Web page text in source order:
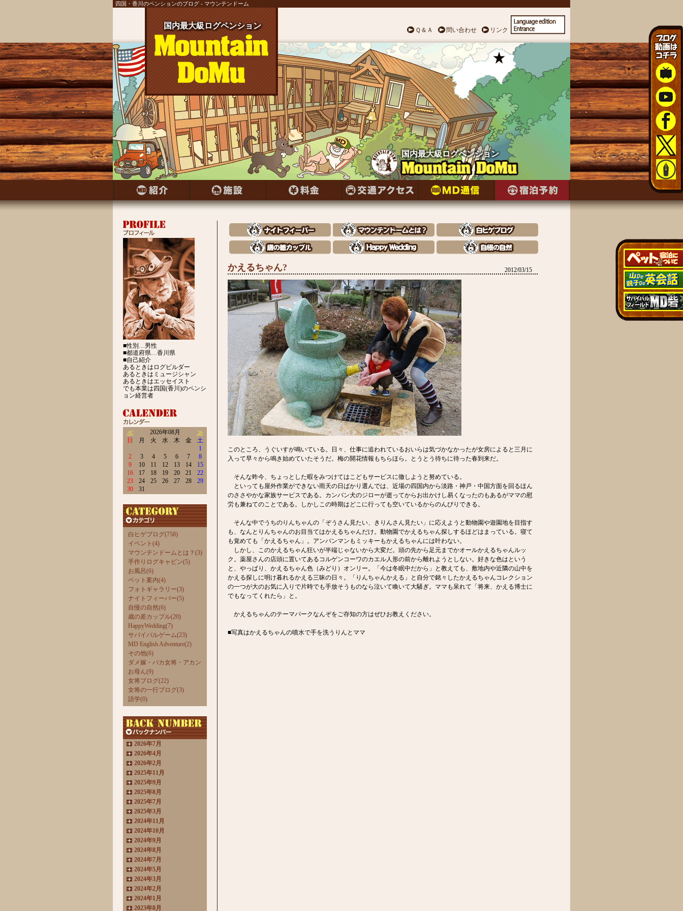
四国・香川のペンションのブログ - マウンテンドーム
Ｑ＆Ａ 問い合わせ リンク
国内最大級ログペンション
国内最大級ログペンション
国内最大級ログペンション
国内最大級ログペンション
国内最大級ログペンション
国内最大級ログペンション
国内最大級ログペンション
国内最大級ログペンション
国内最大級ログペンション
国内最大級ログペンション
国内最大級ログペンション
国内最大級ログペンション
国内最大級ログペンション
国内最大級ログペンション
国内最大級ログペンション
国内最大級ログペンション
国内最大級ログペンション
国内最大級ログペンション
国内最大級ログペンション
国内最大級ログペンション
国内最大級ログペンション
国内最大級ログペンション
国内最大級ログペンション
国内最大級ログペンション
国内最大級ログペンション
国内最大級ログペンション
国内最大級ログペンション
国内最大級ログペンション
国内最大級ログペンション
国内最大級ログペンション
国内最大級ログペンション
国内最大級ログペンション
国内最大級ログペンション
国内最大級ログペンション
国内最大級ログペンション
国内最大級ログペンション
国内最大級ログペンション
国内最大級ログペンション
国内最大級ログペンション
国内最大級ログペンション
国内最大級ログペンション
国内最大級ログペンション
国内最大級ログペンション
国内最大級ログペンション
国内最大級ログペンション
国内最大級ログペンション
国内最大級ログペンション
国内最大級ログペンション
国内最大級ログペンション
国内最大級ログペンション
■性別…男性
■都道府県…香川県
■自己紹介
あるときはログビルダー
あるときはミュージシャン
あるときはエッセイスト
でも本業は四国(香川)のペンシ
ョン経営者
≪ 2026年08月
≫
日
月 火 水 木 金
土
1
2
3 4 5 6 7
8
9
10 11 12 13 14
15
16
17 18 19 20 21
22
23
24 25 26 27 28
29
30
31
白ヒゲブログ(758)
イベント(4)
マウンテンドームとは？(3)
手作りログキャビン(5)
お風呂(6)
ペット案内(4)
フォトギャラリー(3)
ナイトフィーバー(5)
自慢の自然(6)
歳の差カップル(20)
HappyWedding(7)
サバイバルゲーム(23)
MD English Adventure(2)
その他(6)
ダメ嫁・バカ女将・アカン
お母ん(9)
女将ブログ(22)
女将の一行ブログ(3)
語学(0)
2026年7月
2026年4月
2026年2月
2025年11月
2025年9月
2025年8月
2025年7月
2025年3月
2024年11月
2024年10月
2024年9月
2024年8月
2024年7月
2024年5月
2024年3月
2024年2月
2024年1月
2023年8月
かえるちゃん? 2012/03/15
このところ、うぐいすが鳴いている。日々、仕事に追われているおいらは気づかなかったが女房によると三月に
入って早々から鳴き始めていたそうだ。梅の開花情報もちらほら。とうとう待ちに待った春到来だ。
そんな昨今、ちょっとした暇をみつけてはこどもサービスに徹しようと努めている。
といっても屋外作業ができない雨天の日ばかり選んでは、近場の四国内から淡路・神戸・中国方面を回るほん
のささやかな家族サービスである。カンバン犬のジローが逝ってからお出かけし易くなったのもあるがママの慰
労も兼ねてのことである。しかしこの時期はどこに行っても空いているからのんびりできる。
そんな中でうちのりんちゃんの「ぞうさん見たい、きりんさん見たい」に応えようと動物園や遊園地を目指す
も、なんとりんちゃんのお目当てはかえるちゃんだけ。動物園でかえるちゃん探しするほどはまっている。寝て
も覚めても「かえるちゃん」。アンパンマンもミッキーもかえるちゃんには叶わない。
しかし、このかえるちゃん狂いが半端じゃないから大変だ。頭の先から足元までかオールかえるちゃんルッ
ク。薬屋さんの店頭に置いてあるコルゲンコーワのカエル人形の前から離れようとしない。好きな色はという
と、やっぱり、かえるちゃん色（みどり）オンリー。「今は冬眠中だから」と教えても、敷地内や近隣の山中を
かえる探しに明け暮れるかえる三昧の日々。「りんちゃんかえる」と自分で銘々したかえるちゃんコレクション
の一つが大のお気に入りで片時でも手放そうものなら泣いて喚いて大騒ぎ。ママも呆れて「将来、かえる博士に
でもなってくれたら」と。
かえるちゃんのテーマパークなんぞをご存知の方はぜひお教えください。
■写真はかえるちゃんの噴水で手を洗うりんとママ